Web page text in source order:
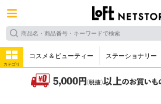
カテゴリ
コスメ＆ビューティー ステーショナリー